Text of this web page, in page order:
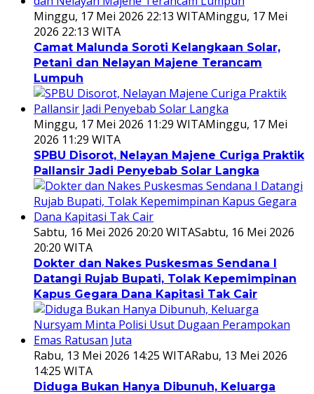
Minggu, 17 Mei 2026 22:13 WITAMinggu, 17 Mei
2026 22:13 WITA
Camat Malunda Soroti Kelangkaan Solar,
Petani dan Nelayan Majene Terancam
Lumpuh
Minggu, 17 Mei 2026 11:29 WITAMinggu, 17 Mei
2026 11:29 WITA
SPBU Disorot, Nelayan Majene Curiga Praktik
Pallansir Jadi Penyebab Solar Langka
Sabtu, 16 Mei 2026 20:20 WITASabtu, 16 Mei 2026
20:20 WITA
Dokter dan Nakes Puskesmas Sendana I
Datangi Rujab Bupati, Tolak Kepemimpinan
Kapus Gegara Dana Kapitasi Tak Cair
Rabu, 13 Mei 2026 14:25 WITARabu, 13 Mei 2026
14:25 WITA
Diduga Bukan Hanya Dibunuh, Keluarga